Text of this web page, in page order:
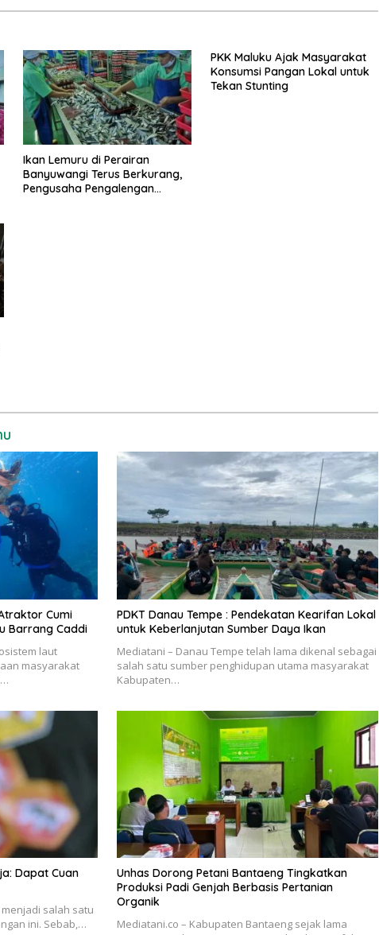
Ikan Lemuru di Perairan
Banyuwangi Terus Berkurang,
Pengusaha Pengalengan
PKK Maluku Ajak Masyarakat
Konsumsi Pangan Lokal untuk
Tekan Stunting
Cumi
Barrang Caddi
laut
masyarakat
PDKT Danau Tempe : Pendekatan Kearifan Lokal
untuk Keberlanjutan Sumber Daya Ikan
Mediatani – Danau Tempe telah lama dikenal sebagai
salah satu sumber penghidupan utama masyarakat
Kabupaten…
Dapat Cuan
salah satu
ini. Sebab,…
Unhas Dorong Petani Bantaeng Tingkatkan
Produksi Padi Genjah Berbasis Pertanian
Organik
Mediatani.co – Kabupaten Bantaeng sejak lama